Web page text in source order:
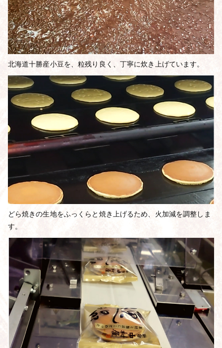
北海道十勝産小豆を、粒残り良く、丁寧に炊き上げています。
どら焼きの生地をふっくらと焼き上げるため、火加減を調整しま
す。